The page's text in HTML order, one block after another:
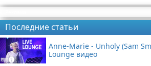
Последние статьи
Anne-Marie - Unholy (Sam
Lounge видео